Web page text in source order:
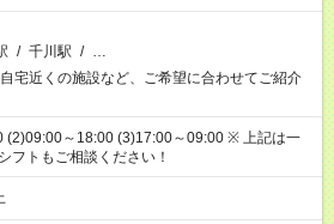
/ 千川駅 / …
近くの施設など、ご希望に合わせてご紹介
～18:00 (3)17:00～09:00 ※ 上記は一
フトもご相談ください！